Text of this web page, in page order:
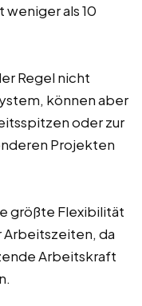
als 10
Regel nicht
können aber
oder zur
Projekten
größte Flexibilität
Arbeitszeiten, da
Arbeitskraft